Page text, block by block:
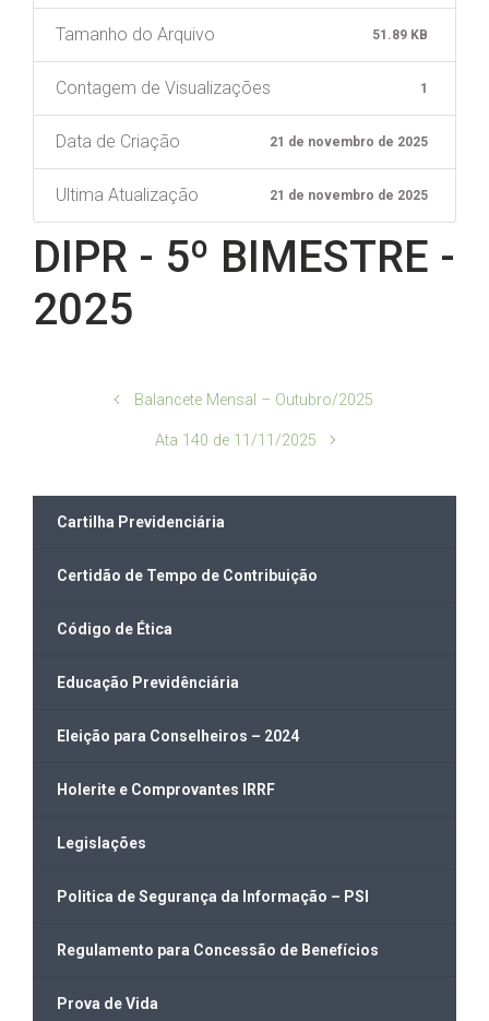
Tamanho do Arquivo 51.89 KB
Contagem de Visualizações 1
Data de Criação 21 de novembro de 2025
Ultima Atualização 21 de novembro de 2025
DIPR - 5º BIMESTRE -
2025
Balancete Mensal – Outubro/2025
Ata 140 de 11/11/2025
Cartilha Previdenciária
Certidão de Tempo de Contribuição
Código de Ética
Educação Previdênciária
Eleição para Conselheiros – 2024
Holerite e Comprovantes IRRF
Legislações
Politica de Segurança da Informação – PSI
Regulamento para Concessão de Benefícios
Prova de Vida